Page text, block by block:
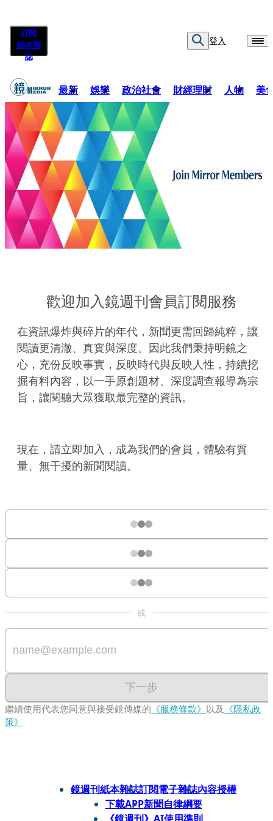
訂閱
紙本雜
誌
登入
最新 娛樂 政治社會 財經理財 人物 美
歡迎加入鏡週刊會員訂閱服務
在資訊爆炸與碎片的年代，新聞更需回歸純粹，讓
閱讀更清澈、真實與深度。因此我們秉持明鏡之
心，充份反映事實，反映時代與反映人性，持續挖
掘有料內容，以一手原創題材、深度調查報導為宗
旨，讓閱聽大眾獲取最完整的資訊。
現在，請立即加入，成為我們的會員，體驗有質
量、無干擾的新聞閱讀。
或
下一步
繼續使用代表您同意與接受鏡傳媒的 《服務條款》 以及 《隱私政
策》
鏡週刊紙本雜誌訂閱電子雜誌內容授權
下載APP新聞自律綱要